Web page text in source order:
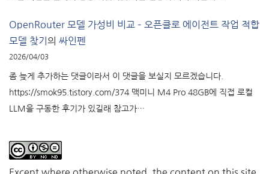
OpenRouter 모델 가성비 비교 – 오픈클로 에이전트 작업 적합
모델 찾기 의 싸인펜
2026/04/03
좀 늦게 추가하는 댓글이라서 이 댓글을 보실지 모르겠습니다.
https://smok95.tistory.com/374 맥미니 M4 Pro 48GB에 직접 로컬
LLM을 구동한 후기가 있길래 참고가…